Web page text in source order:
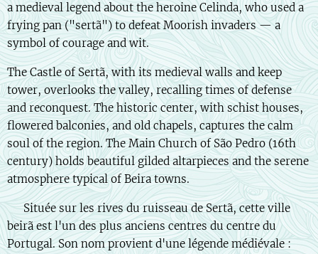
a medieval legend about the heroine Celinda, who used a
frying pan ("sertã") to defeat Moorish invaders — a
symbol of courage and wit.
The Castle of Sertã, with its medieval walls and keep
tower, overlooks the valley, recalling times of defense
and reconquest. The historic center, with schist houses,
flowered balconies, and old chapels, captures the calm
soul of the region. The Main Church of São Pedro (16th
century) holds beautiful gilded altarpieces and the serene
atmosphere typical of Beira towns.
🇫🇷 Située sur les rives du ruisseau de Sertã, cette ville
beirã est l'un des plus anciens centres du centre du
Portugal. Son nom provient d'une légende médiévale :